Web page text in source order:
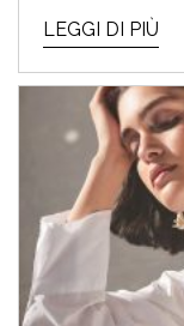
LEGGI DI PIÙ